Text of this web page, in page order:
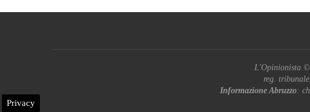
L'Opinionista ©
reg.
Informazione Abruzzo:
Privacy